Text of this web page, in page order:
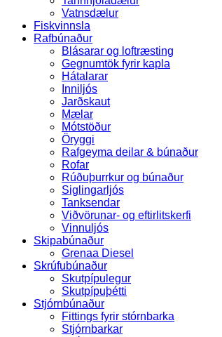
Vatnsdælur
Fiskvinnsla
Rafbúnaður
Blásarar og loftræsting
Gegnumtök fyrir kapla
Hátalarar
Inniljós
Jarðskaut
Mælar
Mótstöður
Öryggi
Rafgeyma deilar & búnaður
Rofar
Rúðuþurrkur og búnaður
Siglingarljós
Tanksendar
Viðvörunar- og eftirlitskerfi
Vinnuljós
Skipabúnaður
Grenaa Diesel
Skrúfubúnaður
Skutpípulegur
Skutpípuþétti
Stjórnbúnaður
Fittings fyrir stórnbarka
Stjórnbarkar